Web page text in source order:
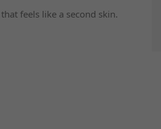
feels like a second skin.